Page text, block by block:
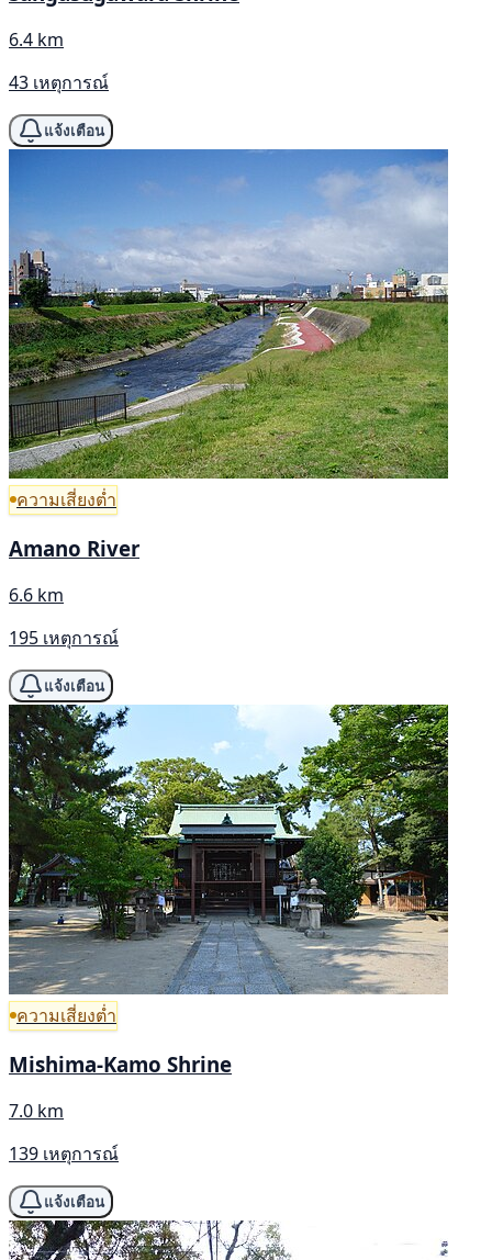
6.4 km
43 เหตุการณ์
แจ้งเตือน
ความเสี่ยงต่ำ
Amano River
6.6 km
195 เหตุการณ์
แจ้งเตือน
ความเสี่ยงต่ำ
Mishima-Kamo Shrine
7.0 km
139 เหตุการณ์
แจ้งเตือน